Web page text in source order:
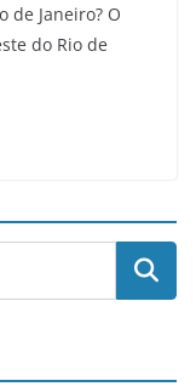
de Janeiro? O
do Rio de